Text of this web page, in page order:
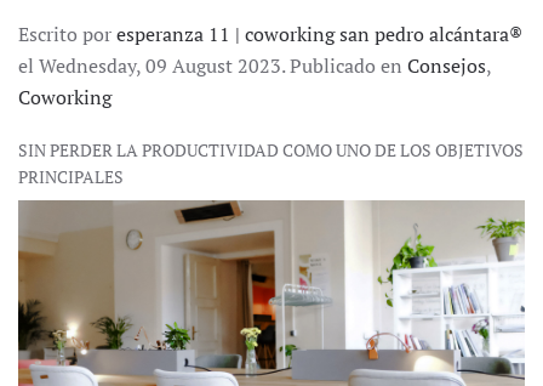
Escrito poresperanza 11 | coworking san pedro alcántara®
el Wednesday, 09 August 2023. Publicado en Consejos,
Coworking
SIN PERDER LA PRODUCTIVIDAD COMO UNO DE LOS OBJETIVOS
PRINCIPALES